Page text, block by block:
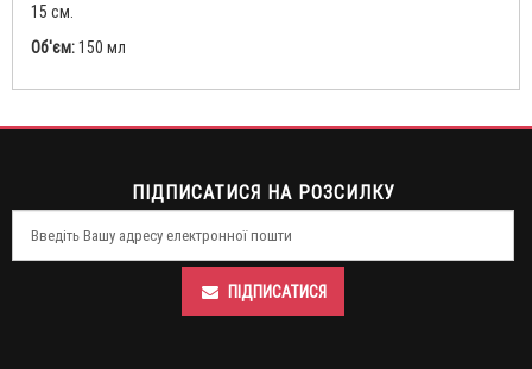
15 см.
Об'єм:150 мл
ПІДПИСАТИСЯ НА РОЗСИЛКУ
ПІДПИСАТИСЯ